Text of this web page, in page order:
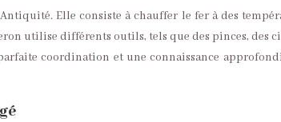
Elle consiste à chauffer le fer à des
utilise différents outils, tels que des pinces, des
coordination et une connaissance